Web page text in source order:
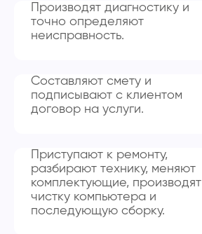
Производят диагностику и
точно определяют
неисправность.
Составляют смету и
подписывают с клиентом
договор на услуги.
Приступают к ремонту,
разбирают технику, меняют
комплектующие, производят
чистку компьютера и
последующую сборку.